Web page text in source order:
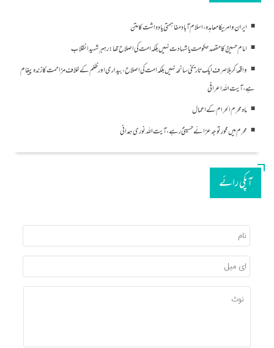
ایران و امریکا معاہدہ، اسلام آباد مفاہمتی یادداشت کا متن
امام حسینؑ کا مقصد حکومت یا شہادت نہیں بلکہ امت کی اصلاح تھا: رہبرِ شہید انقلاب
واقعۂ کربلا صرف ایک تاریخی سانحہ نہیں بلکہ امت کی اصلاح، بیداری اور ظلم کے خلاف مزاحمت کا زندہ پیغام
ہے، آیت اللہ اعرافی
ماہ محرم الحرام کے اعمال
محرم میں محورِ توجہ عزائے حسینیؑ رہے ، آیت اللہ نوری ہمدانی
آپکی رائے